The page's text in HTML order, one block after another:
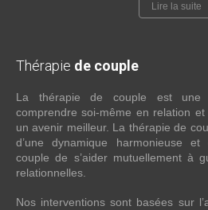
Lire la suite
Thérapie de couple
La thérapie de couple est une
comprendre soi-même en relation
un avenir meilleur. La thérapie de
d’une dynamique harmonieuse
couple de s’aider mutuellement à
relationnelles.
Nos interventions sont basées sur